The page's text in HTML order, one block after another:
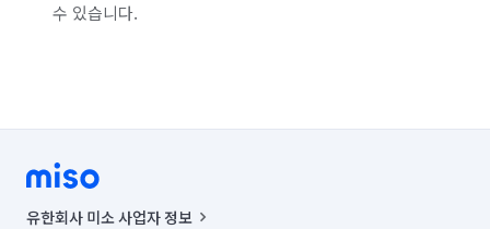
수 있습니다.
유한회사 미소 사업자 정보